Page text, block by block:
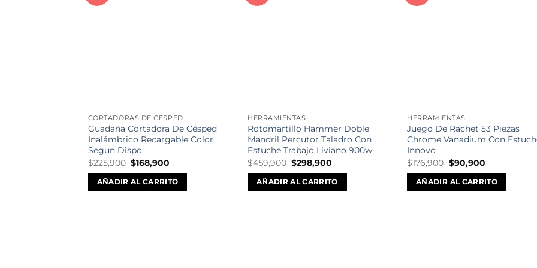
CORTADORAS DE CÉSPED
Guadaña Cortadora De Césped
Inalámbrico Recargable Color
Segun Dispo
$225,900 El
precio
original
era:
$168,900
actual
es:
AÑADIR AL CARRITO
HERRAMIENTAS
Rotomartillo Hammer Doble
Mandril Percutor Taladro Con
Estuche Trabajo Liviano 900w
$459,900 El
precio
original
era:
$298,900
actual
es:
AÑADIR AL CARRITO
HERRAMIENTAS
Juego De Rachet 53 Piezas
Chrome Vanadium Con
Innovo
$176,900 El
precio
original
era:
$90,900El
actual
es:
AÑADIR AL CARRITO